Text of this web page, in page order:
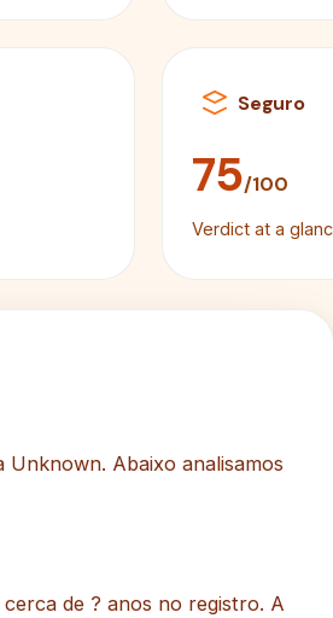
Seguro
75/100
Verdict at a
Unknown. Abaixo analisamos
de ? anos no registro. A